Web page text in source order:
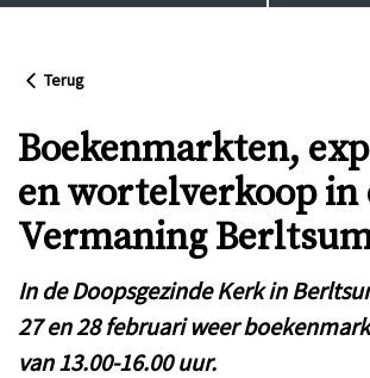
Terug
Boekenmarkten,
en wortelverkoop in
Vermaning
In de Doopsgezinde Kerk in
27 en 28 februari weer
van 13.00-16.00 uur.